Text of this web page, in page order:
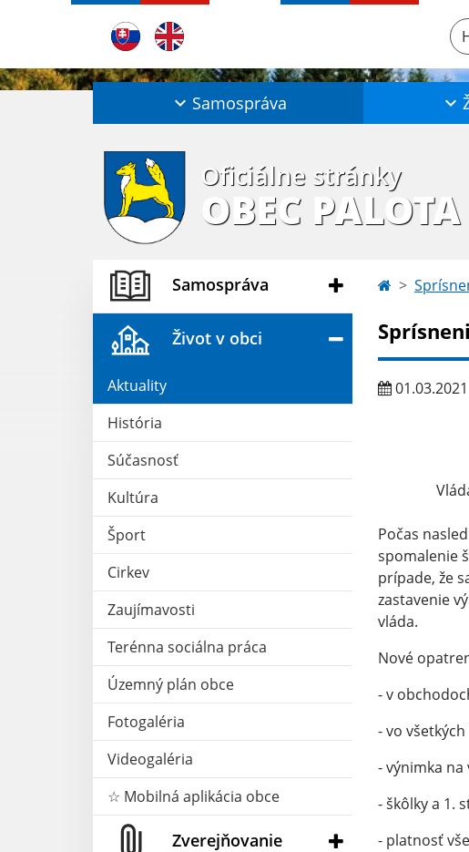
Samospráva
Oficiálne stránky
OBEC PALOTA
Samospráva
Život v obci
Aktuality
História
Súčasnosť
Kultúra
Šport
Cirkev
Zaujímavosti
Terénna sociálna práca
Územný plán obce
Fotogaléria
Videogaléria
☆ Mobilná aplikácia obce
Zverejňovanie
01.03.2021
Počas
spomalenie
prípade, že
zastavenie
vláda.
Nové
- v
- vo
- výnimka
- škôlky a 1.
- platnosť